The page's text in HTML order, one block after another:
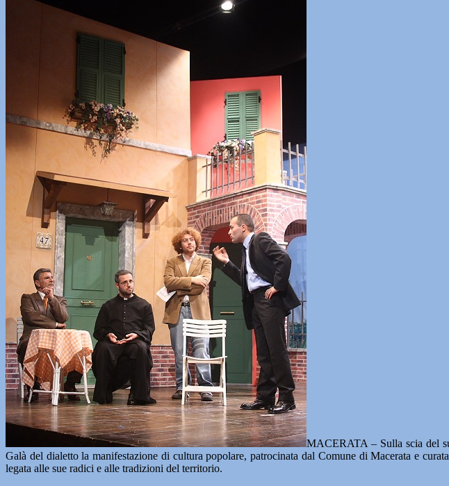
MACERATA – Sulla scia del
Galà del dialetto la manifestazione di cultura popolare, patrocinata dal Comune di Macerata e
legata alle sue radici e alle tradizioni del territorio.